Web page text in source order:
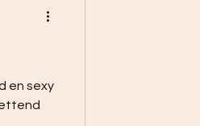
en sexy